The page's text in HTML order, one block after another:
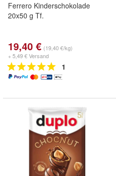
Ferrero Kinderschokolade
20x50 g Tf.
19,40 € (19,40 €/kg)
+ 5,49 € Versand
1